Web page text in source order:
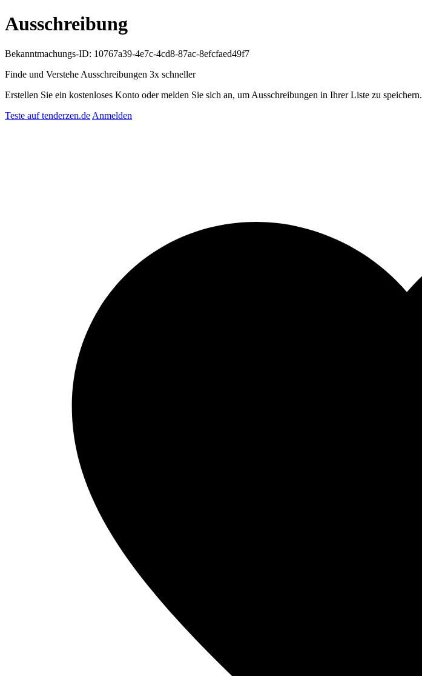
Ausschreibung
Bekanntmachungs-ID: 10767a39-4e7c-4cd8-87ac-8efcfaed49f7
Finde und Verstehe Ausschreibungen 3x schneller
Erstellen Sie ein kostenloses Konto oder melden Sie sich an, um Ausschreibungen in Ihrer Liste zu speichern.
Teste auf tenderzen.de Anmelden